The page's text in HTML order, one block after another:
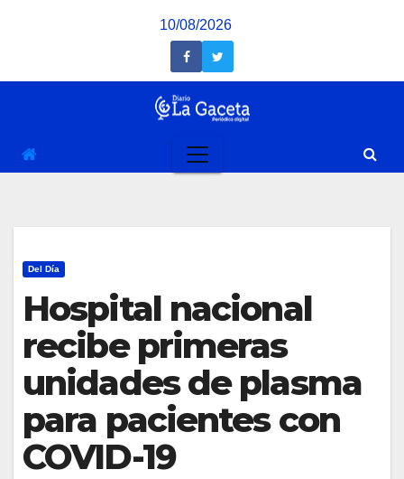
10/08/2026
Del Día
Hospital nacional
recibe primeras
unidades de plasma
para pacientes con
COVID-19